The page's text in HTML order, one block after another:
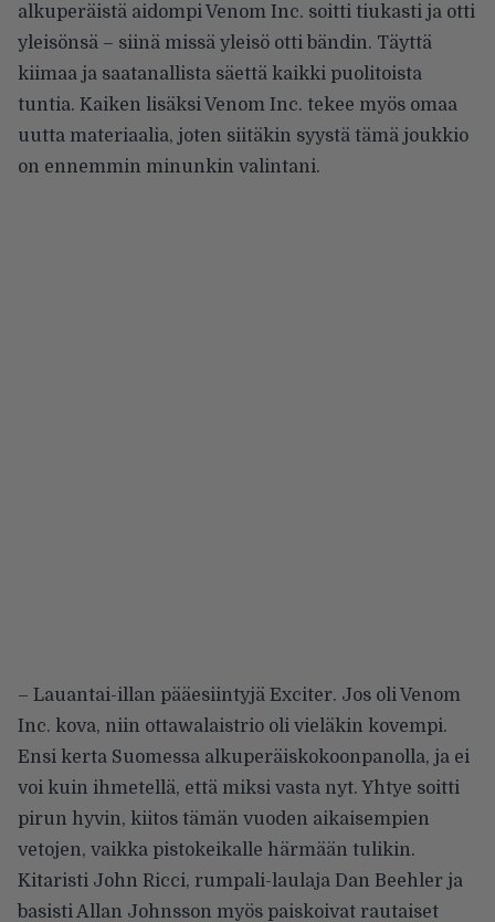
alkuperäistä aidompi Venom Inc. soitti tiukasti ja otti
yleisönsä – siinä missä yleisö otti bändin. Täyttä
kiimaa ja saatanallista säettä kaikki puolitoista
tuntia. Kaiken lisäksi Venom Inc. tekee myös omaa
uutta materiaalia, joten siitäkin syystä tämä joukkio
on ennemmin minunkin valintani.
– Lauantai-illan pääesiintyjä Exciter. Jos oli Venom
Inc. kova, niin ottawalaistrio oli vieläkin kovempi.
Ensi kerta Suomessa alkuperäiskokoonpanolla, ja ei
voi kuin ihmetellä, että miksi vasta nyt. Yhtye soitti
pirun hyvin, kiitos tämän vuoden aikaisempien
vetojen, vaikka pistokeikalle härmään tulikin.
Kitaristi John Ricci, rumpali-laulaja Dan Beehler ja
basisti Allan Johnsson myös paiskoivat rautaiset